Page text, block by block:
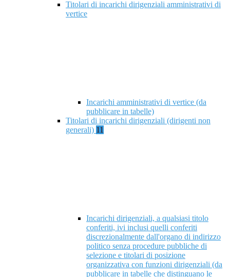
Titolari di incarichi dirigenziali amministrativi di
vertice
Incarichi amministrativi di vertice (da
pubblicare in tabelle)
Titolari di incarichi dirigenziali (dirigenti non
generali) 11
Incarichi dirigenziali, a qualsiasi titolo
conferiti, ivi inclusi quelli conferiti
discrezionalmente dall'organo di indirizzo
politico senza procedure pubbliche di
selezione e titolari di posizione
organizzativa con funzioni dirigenziali (da
pubblicare in tabelle che distinguano le